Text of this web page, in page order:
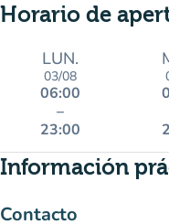
Horario de
LUN.
03/08
06:00
–
23:00
Información
Contacto